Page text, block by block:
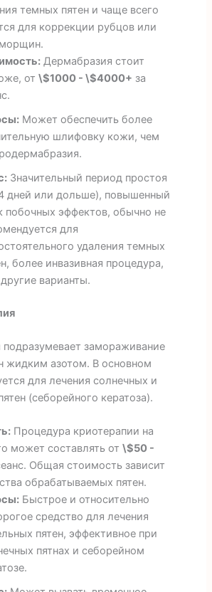
темных пятен и чаще всего
для коррекции рубцов или
Дермабразия стоит
от \$1000 - \$4000+ за
Может обеспечить более
шлифовку кожи, чем
Значительный период простоя
дней или дольше), повышенный
побочных эффектов, обычно не
для
удаления темных
более инвазивная процедура,
варианты.
подразумевает замораживание
жидким азотом. В основном
для лечения солнечных и
(себорейного кератоза).
Процедура криотерапии на
может составлять от \$50 -
Общая стоимость зависит
обрабатываемых пятен.
Быстрое и относительно
средство для лечения
пятен, эффективное при
пятнах и себорейном